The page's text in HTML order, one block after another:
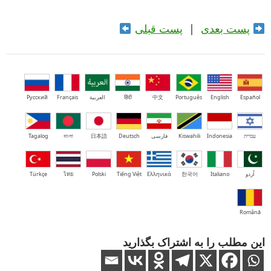
پست بعدی | پست قبلی
Español
English
Português
中文
हिंदी العربية Français
Русский
עברית Indonesia
Kiswahili فارسی Deutsch
日本語
বাংলা
Tagalog
اُردو Italiano
한국어
Ελληνικά
Tiếng Việt
Polski
ไทย
Türkçe
Română
این مطلب را به اشتراک بگذارید